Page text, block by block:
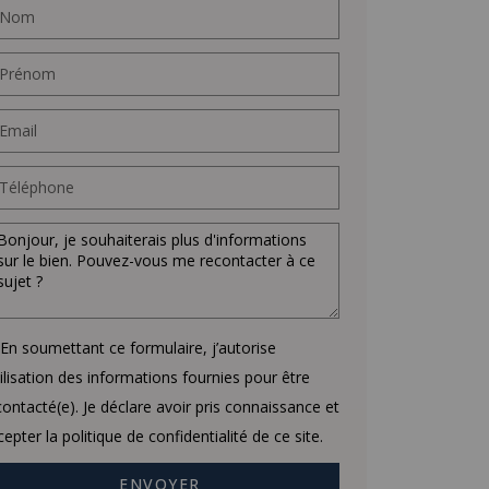
En soumettant ce formulaire, j’autorise
des informations fournies pour être
Je déclare avoir pris connaissance et
la politique de confidentialité de ce site.
ENVOYER